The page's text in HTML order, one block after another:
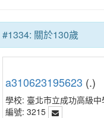
#1334: 關於130歲
a310623195623 (.)
學校: 臺北市立成功高級中
編號: 3215